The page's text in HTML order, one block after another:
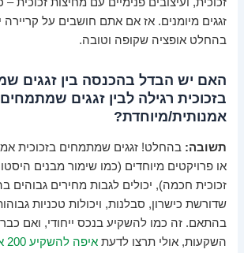
זגגים מיומנים. אז אם אתם חושבים על קריירה
בהחלט אופציה שקופה וטובה.
האם יש הבדל בהכנסה בין זגגים
בזכוכית רגילה לבין זגגים
אמנותית/מיוחדת?
תשובה: בהחלט! זגגים שמתמחים בזכוכית
או פרויקטים מיוחדים (כמו שימור מבנים
זכוכית חכמה), יכולים לגבות מחירים גבוהים
שדורשת כישרון, סבלנות, ויכולות טכניות
בהתאם. זה כמו להשקיע בנכס ייחודי, ואם
השקעות, אולי תרצו לדעתאיפה להשקיע 200 אלף שקל